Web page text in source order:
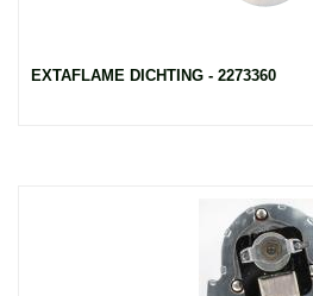
EXTAFLAME DICHTING - 2273360